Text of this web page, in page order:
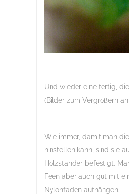
Und wieder eine fertig,
(Bilder zum Vergrößern
Wie immer, damit man
hinstellen kann, sind sie
Holzständer befestigt.
Feen aber auch gut mit
Nylonfaden aufhängen.